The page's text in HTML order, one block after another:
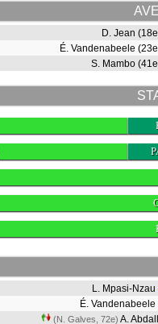
D. Jean
É. Vandenabeele
S. Mambo
L. Mpasi-Nzau
É. Vandenabeele
(N. Galves, 72e) A.